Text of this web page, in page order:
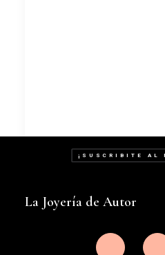
Ambroise Degeneve
¡SUSCRIBITE AL
La Joyería de Autor